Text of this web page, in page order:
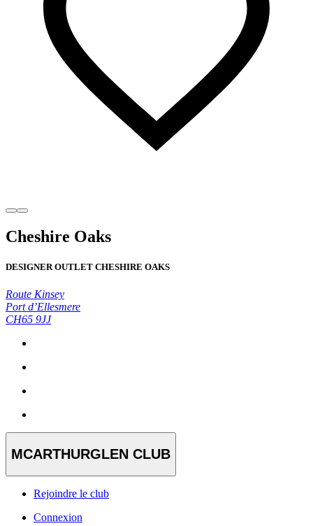
Cheshire Oaks
DESIGNER OUTLET CHESHIRE OAKS
Route Kinsey
Port d’Ellesmere
CH65 9JJ
MCARTHURGLEN CLUB
Rejoindre le club
Connexion